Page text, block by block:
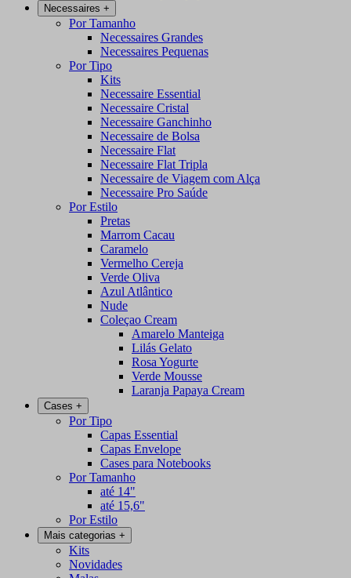
Necessaires +
Por Tamanho
Necessaires Grandes
Necessaires Pequenas
Por Tipo
Kits
Necessaire Essential
Necessaire Cristal
Necessaire Ganchinho
Necessaire de Bolsa
Necessaire Flat
Necessaire Flat Tripla
Necessaire de Viagem com Alça
Necessaire Pro Saúde
Por Estilo
Pretas
Marrom Cacau
Caramelo
Vermelho Cereja
Verde Oliva
Azul Atlântico
Nude
Coleçao Cream
Amarelo Manteiga
Lilás Gelato
Rosa Yogurte
Verde Mousse
Laranja Papaya Cream
Cases +
Por Tipo
Capas Essential
Capas Envelope
Cases para Notebooks
Por Tamanho
até 14"
até 15,6"
Por Estilo
Mais categorias +
Kits
Novidades